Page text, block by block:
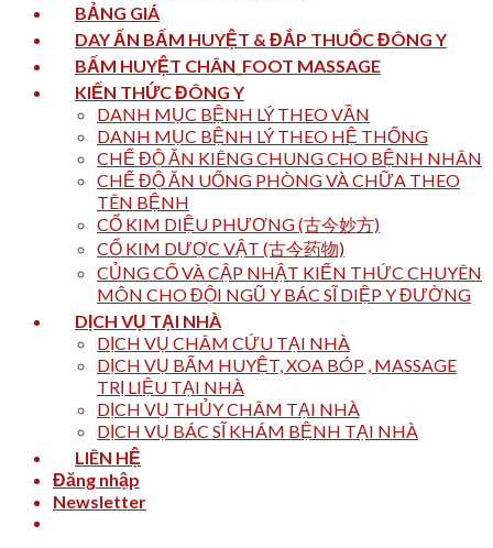
BẢNG GIÁ
DAY ẤN BẤM HUYỆT & ĐẮP THUỐC ĐÔNG Y
BẤM HUYỆT CHÂN_FOOT MASSAGE
KIẾN THỨC ĐÔNG Y
DANH MỤC BỆNH LÝ THEO VẦN
DANH MỤC BỆNH LÝ THEO HỆ THỐNG
CHẾ ĐỘ ĂN KIÊNG CHUNG CHO BỆNH NHÂN
CHẾ ĐỘ ĂN UỐNG PHÒNG VÀ CHỮA THEO
TÊN BỆNH
CỔ KIM DIỆU PHƯƠNG (古今妙方)
CỔ KIM DƯỢC VẬT (古今药物)
CỦNG CỐ VÀ CẬP NHẬT KIẾN THỨC CHUYÊN
MÔN CHO ĐỘI NGŨ Y BÁC SĨ DIỆP Y ĐƯỜNG
DỊCH VỤ TẠI NHÀ
DỊCH VỤ CHÂM CỨU TẠI NHÀ
DỊCH VỤ BẤM HUYỆT, XOA BÓP , MASSAGE
TRỊ LIỆU TẠI NHÀ
DỊCH VỤ THỦY CHÂM TẠI NHÀ
DỊCH VỤ BÁC SĨ KHÁM BỆNH TẠI NHÀ
LIÊN HỆ
Đăng nhập
Newsletter